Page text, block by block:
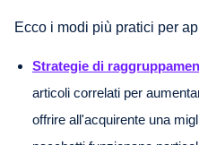
Ecco i modi più pratici per
Strategie di
articoli correlati per
offrire all'acquirente una